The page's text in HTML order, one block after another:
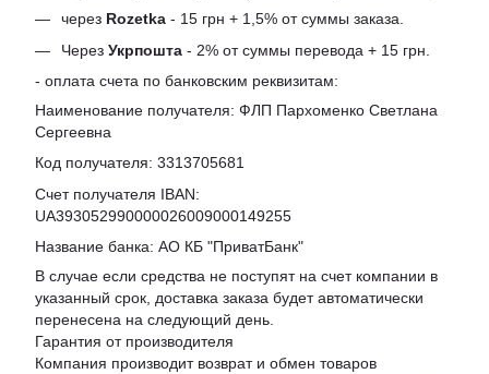
через Rozetka - 15 грн + 1,5% от суммы заказа.
Через Укрпошта - 2% от суммы перевода + 15 грн.
- оплата счета по банковским реквизитам:
Наименование получателя: ФЛП Пархоменко Светлана
Сергеевна
Код получателя: 3313705681
Счет получателя IBAN:
UA393052990000026009000149255
Название банка: АО КБ "ПриватБанк"
В случае если средства не поступят на счет компании в
указанный срок, доставка заказа будет автоматически
перенесена на следующий день.
Гарантия от производителя
Компания производит возврат и обмен товаров